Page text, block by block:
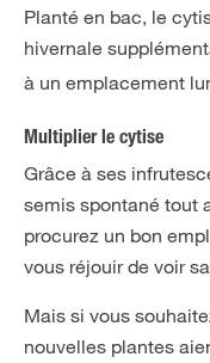
Planté en bac, le
hivernale
à un emplacement
Multiplier le cytise
Grâce à ses
semis spontané tout
procurez un bon
vous réjouir de voir
Mais si vous
nouvelles plantes